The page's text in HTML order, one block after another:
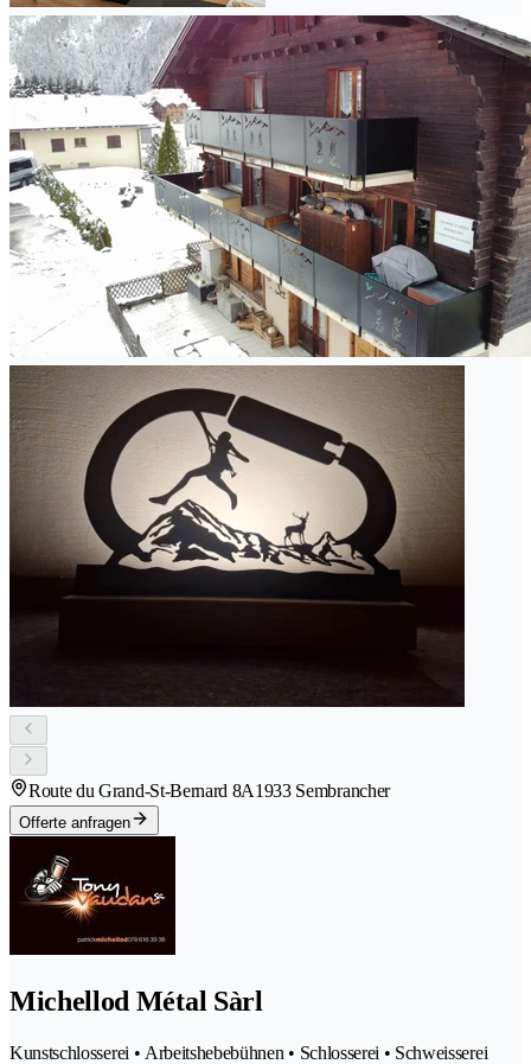
Route du Grand-St-Bernard 8A1933 Sembrancher
Offerte anfragen
Michellod Métal Sàrl
Kunstschlosserei • Arbeitshebebühnen • Schlosserei • Schweisserei